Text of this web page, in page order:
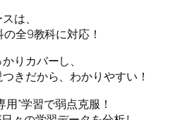
は、
全9教科に対応！
りカバーし、
きだから、わかりやすい！
用”学習で弱点克服！